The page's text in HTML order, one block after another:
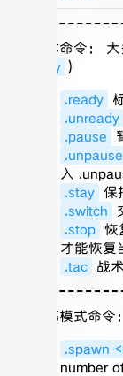
###基本命令：
！ready ）
.ready
.unready
.pause
.unpause
入
.stay 保
.switch
.stop 恢
才能恢复
.tac 战
###训练模式命令：
.spawn
number